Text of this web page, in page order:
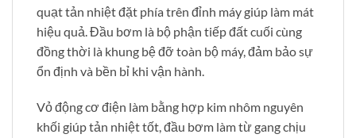
quạt tản nhiệt đặt phía trên đỉnh máy giúp làm mát
hiệu quả. Đầu bơm là bộ phận tiếp đất cuối cùng
đồng thời là khung bệ đỡ toàn bộ máy, đảm bảo sự
ổn định và bền bỉ khi vận hành.
Vỏ động cơ điện làm bằng hợp kim nhôm nguyên
khối giúp tản nhiệt tốt, đầu bơm làm từ gang chịu